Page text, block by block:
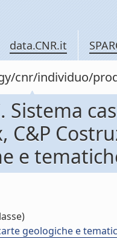
data.CNR.it
cnr/individuo/
Sistema
C&P
e
geologiche e